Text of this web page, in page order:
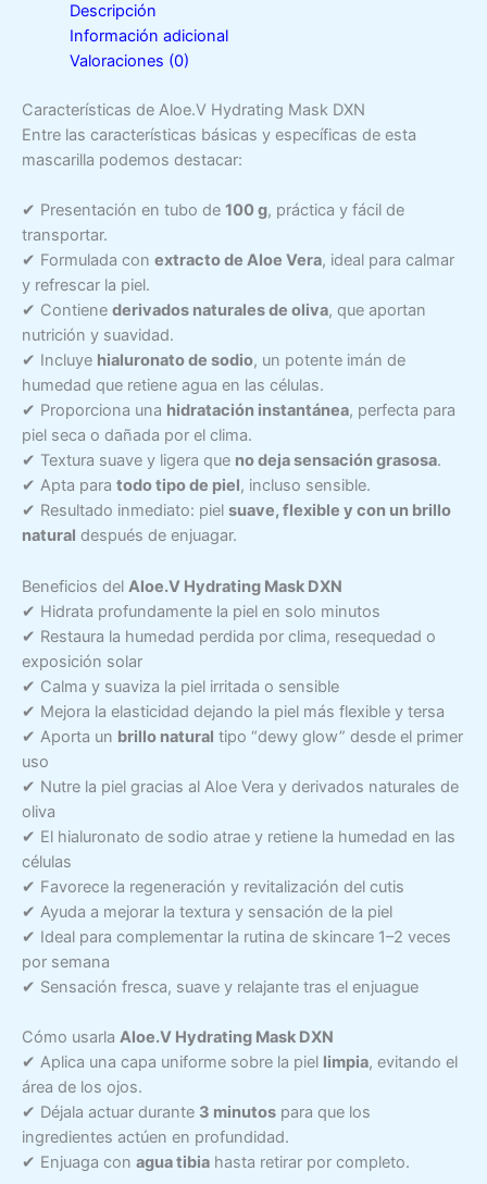
Descripción
Información adicional
Valoraciones (0)
Características de Aloe.V Hydrating Mask DXN
Entre las características básicas y específicas de esta
mascarilla podemos destacar:
✔ Presentación en tubo de 100 g, práctica y fácil de
transportar.
✔ Formulada con extracto de Aloe Vera, ideal para calmar
y refrescar la piel.
✔ Contiene derivados naturales de oliva, que aportan
nutrición y suavidad.
✔ Incluye hialuronato de sodio, un potente imán de
humedad que retiene agua en las células.
✔ Proporciona una hidratación instantánea, perfecta para
piel seca o dañada por el clima.
✔ Textura suave y ligera que no deja sensación grasosa.
✔ Apta para todo tipo de piel, incluso sensible.
✔ Resultado inmediato: piel suave, flexible y con un brillo
natural después de enjuagar.
Beneficios del Aloe.V Hydrating Mask DXN
✔ Hidrata profundamente la piel en solo minutos
✔ Restaura la humedad perdida por clima, resequedad o
exposición solar
✔ Calma y suaviza la piel irritada o sensible
✔ Mejora la elasticidad dejando la piel más flexible y tersa
✔ Aporta un brillo natural tipo “dewy glow” desde el primer
uso
✔ Nutre la piel gracias al Aloe Vera y derivados naturales de
oliva
✔ El hialuronato de sodio atrae y retiene la humedad en las
células
✔ Favorece la regeneración y revitalización del cutis
✔ Ayuda a mejorar la textura y sensación de la piel
✔ Ideal para complementar la rutina de skincare 1–2 veces
por semana
✔ Sensación fresca, suave y relajante tras el enjuague
Cómo usarla Aloe.V Hydrating Mask DXN
✔ Aplica una capa uniforme sobre la piel limpia, evitando el
área de los ojos.
✔ Déjala actuar durante 3 minutos para que los
ingredientes actúen en profundidad.
✔ Enjuaga con agua tibia hasta retirar por completo.